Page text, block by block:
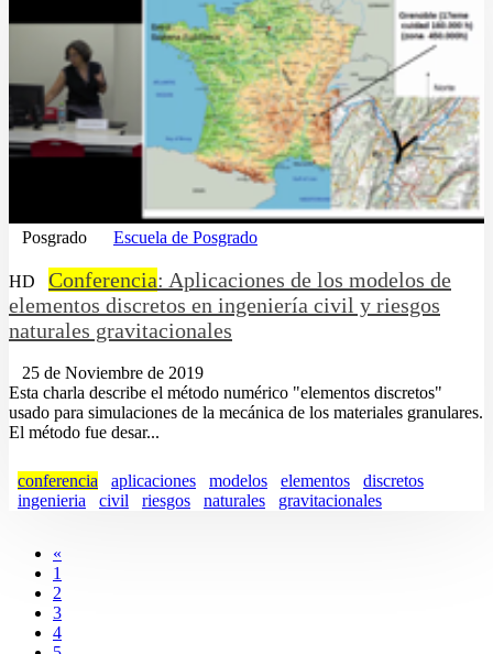
Posgrado Escuela de Posgrado
HD Conferencia: Aplicaciones de los modelos de
elementos discretos en ingeniería civil y riesgos
naturales gravitacionales
25 de Noviembre de 2019
Esta charla describe el método numérico "elementos discretos"
usado para simulaciones de la mecánica de los materiales granulares.
El método fue desar...
conferencia aplicaciones modelos elementos
discretos
ingenieria
civil riesgos naturales gravitacionales
«
1
2
3
4